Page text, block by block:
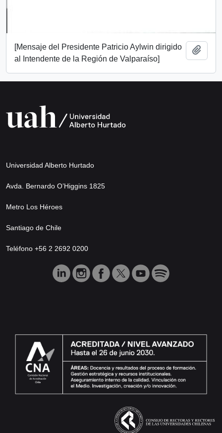
[Mensaje del Presidente Patricio Aylwin dirigido
al Intendente de la Región de Valparaíso]
Universidad Alberto Hurtado
Avda. Bernardo O’Higgins 1825
Metro Los Héroes
Santiago de Chile
Teléfono +56 2 2692 0200